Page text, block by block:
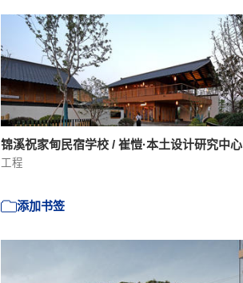
锦溪祝家甸民宿学校 / 崔愷·本土设计研究中心
工程
添加书签